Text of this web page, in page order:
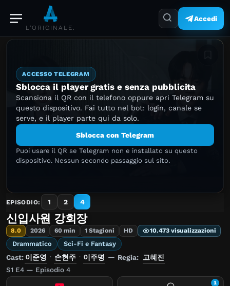
L'ORIGINALE.
Accedi
ACCESSO TELEGRAM
Sblocca il player gratis e senza pubblicita
Scansiona il QR con il telefono oppure apri Telegram su
questo dispositivo. Fai tutto nel bot: login, canale se
serve, e il player parte qui da solo.
Sblocca con Telegram
Puoi usare il QR se Telegram non e installato su questo
dispositivo. Nessun secondo passaggio sul sito.
EPISODIO: 1 2 4
신입사원 강회장
8.0 2026 60 min 1 Stagioni HD 10.473 visualizzazioni
Drammatico Sci-Fi e Fantasy
Cast: 이준영 · 손현주 · 이주명 — Regia: 고혜진
S1 E4 — Episodio 4
1